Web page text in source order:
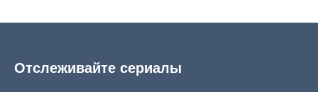
Отслеживайте сериалы